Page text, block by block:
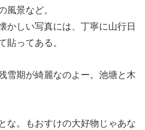
風景など。
かしい写真には、丁寧に山行日
貼ってある。
雪期が綺麗なのよー。池塘と木
とな。もおすけの大好物じゃあな